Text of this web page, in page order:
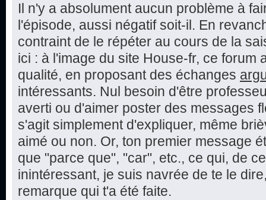
Il n'y a absolument aucun problème à
l'épisode, aussi négatif soit-il. En
contraint de le répéter au cours de la
ici : à l'image du site House-fr, ce forum
qualité, en proposant des échanges
intéressants. Nul besoin d'être
averti ou d'aimer poster des messages
s'agit simplement d'expliquer, même
aimé ou non. Or, ton premier message
que "parce que", "car", etc., ce qui, de
inintéressant, je suis navrée de te le
remarque qui t'a été faite.